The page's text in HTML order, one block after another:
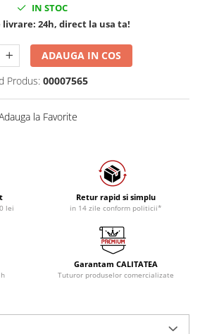
IN STOC
livrare: 24h, direct la usa ta!
ADAUGA IN COS
Produs: 00007565
la Favorite
lei
Retur rapid si simplu
in 14 zile conform politicii*
Garantam CALITATEA
Tuturor produselor comercializate